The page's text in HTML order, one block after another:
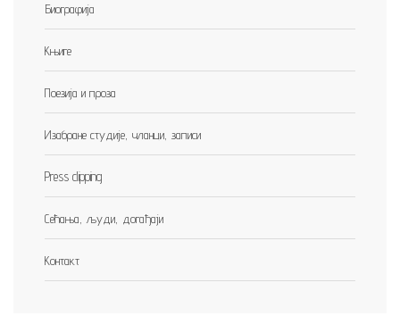
Биографија
Књиге
Поезија и проза
Изабране студије, чланци, записи
Press clipping
Сећања, људи, догађаји
Контакт